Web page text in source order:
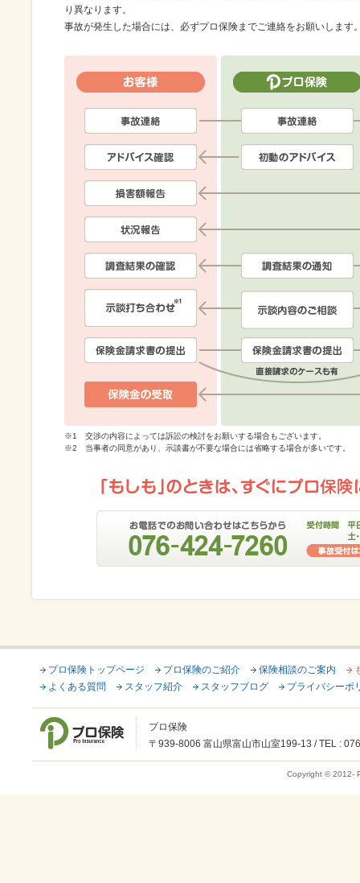
り異なります。
事故が発生した場合には、必ずプロ保険までご連絡をお願いします
※1 交渉の内容によっては訴訟の検討をお願いする場合もございます。
※2 当事者の同意があり、示談書が不要な場合には省略する場合が多いです。
プロ保険トップページ プロ保険のご紹介 保険相談のご案内
よくある質問
スタッフ紹介 スタッフブログ プライバシーポ
プロ保険
〒939-8006 富山県富山市山室199-13 / TEL :
Copyright © 2012-